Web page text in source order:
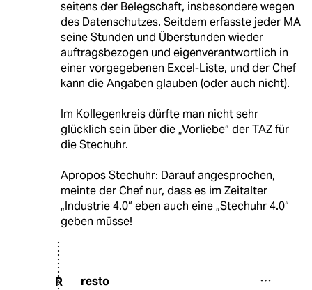
seitens der Belegschaft, insbesondere wegen
des Datenschutzes. Seitdem erfasste jeder MA
seine Stunden und Überstunden wieder
auftragsbezogen und eigenverantwortlich in
einer vorgegebenen Excel-Liste, und der Chef
kann die Angaben glauben (oder auch nicht).
Im Kollegenkreis dürfte man nicht sehr
glücklich sein über die „Vorliebe“ der TAZ für
die Stechuhr.
Apropos Stechuhr: Darauf angesprochen,
meinte der Chef nur, dass es im Zeitalter
„Industrie 4.0“ eben auch eine „Stechuhr 4.0“
geben müsse!
R resto